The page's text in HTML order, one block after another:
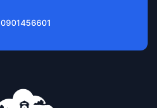
0901456601